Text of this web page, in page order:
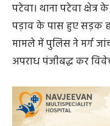
पटेवा। थाना पटेवा क्षेत्र के
पड़ाव के पास हुए सड़क
मामले में पुलिस ने मर्ग
अपराध पंजीबद्ध कर